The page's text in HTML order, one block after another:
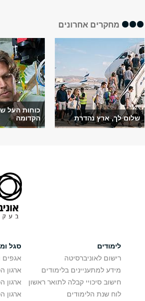
מחקרים אחרונים
שלום לך, ארץ נהדרת
כוחות העל
הקדומה
לימודים
רישום לאוניברסיטה
מידע למתעניינים בלימודים
חישוב סיכויי קבלה לתואר ראשון
לוח שנת הלימודים
סגל
אגפים
ארגון
ארגון
ארגון